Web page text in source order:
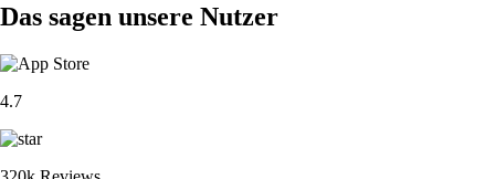
Das sagen unsere Nutzer
4.7